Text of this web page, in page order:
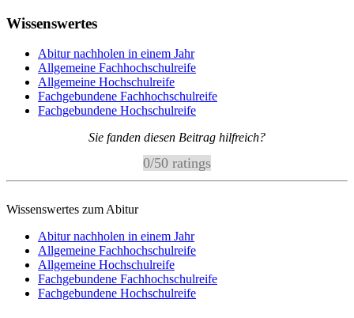
Wissenswertes
Abitur nachholen in einem Jahr
Allgemeine Fachhochschulreife
Allgemeine Hochschulreife
Fachgebundene Fachhochschulreife
Fachgebundene Hochschulreife
Sie fanden diesen Beitrag hilfreich?
0/50 ratings
Wissenswertes zum Abitur
Abitur nachholen in einem Jahr
Allgemeine Fachhochschulreife
Allgemeine Hochschulreife
Fachgebundene Fachhochschulreife
Fachgebundene Hochschulreife